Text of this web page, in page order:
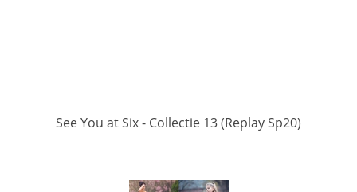
See You at Six - Collectie 13 (Replay Sp20)